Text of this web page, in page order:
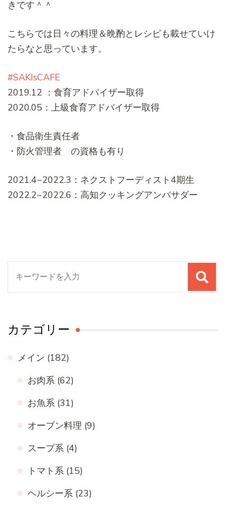
きです＾＾
こちらでは日々の料理＆晩酌とレシピも載せていけ
たらなと思っています。
#SAKIsCAFE
2019.12 ：食育アドバイザー取得
2020.05：上級食育アドバイザー取得
・食品衛生責任者
・防火管理者 の資格も有り
2021.4~2022.3：ネクストフーディスト4期生
2022.2~2022.6：高知クッキングアンバサダー
カテゴリー
メイン (182)
お肉系 (62)
お魚系 (31)
オーブン料理 (9)
スープ系 (4)
トマト系 (15)
ヘルシー系 (23)